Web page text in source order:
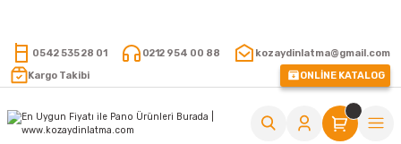
0542 535 28 01 0212 954 00 88
kozaydinlatma@gmail.com
Kargo Takibi
ONLİNE KATALOG